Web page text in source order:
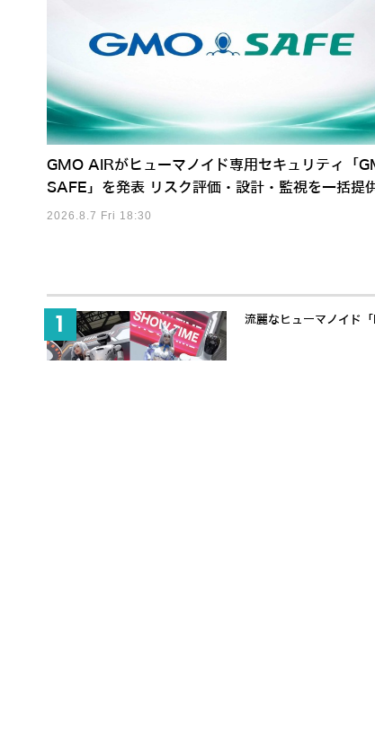
GMO AIRがヒューマノイド専用セキュリティ「
SAFE」を発表 リスク評価・設計・監視を一括提
2026.8.7 Fri 18:30
流麗なヒューマノイド